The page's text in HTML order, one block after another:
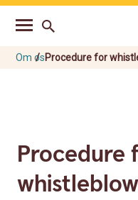
Go
navigation
Skip
Om osProcedure for
Procedure